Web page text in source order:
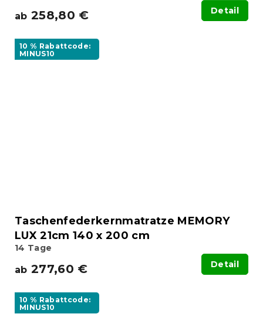
ab 258,80 € Detail
10 % Rabattcode:
MINUS10
Taschenfederkernmatratze MEMORY
LUX 21cm 140 x 200 cm
14 Tage
ab 277,60 € Detail
10 % Rabattcode:
MINUS10